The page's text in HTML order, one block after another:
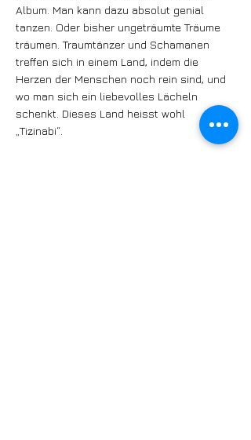
Album. Man kann dazu absolut genial
tanzen. Oder bisher ungeträumte Träume
träumen. Traumtänzer und Schamanen
treffen sich in einem Land, indem die
Herzen der Menschen noch rein sind, und
wo man sich ein liebevolles Lächeln
schenkt. Dieses Land heisst wohl
„Tizinabi“.